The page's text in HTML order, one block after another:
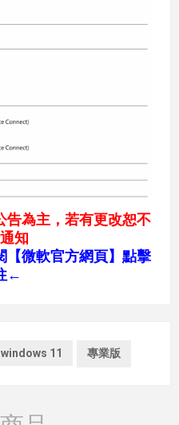
為主，若有更改恕不
知
【微軟官方網頁】點擊
←
windows 11 專業版